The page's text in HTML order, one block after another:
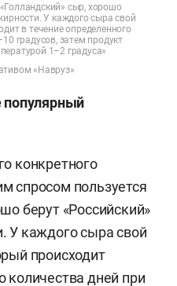
сыр, хорошо
У каждого сыра свой
в течение определенного
градусов, затем продукт
1–2 градуса»
«Навруз»
популярный
конкретного
спросом пользуется
берут «Российский»
У каждого сыра свой
происходит
количества дней при